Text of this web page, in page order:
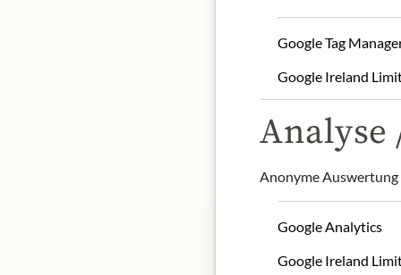
covered with young
Storage: Store in a cool,
Origin: France
Contact: Kusmi Tea,
Google Tag
Google Ireland
Analyse
Anonyme
Google Analytics
Google Ireland